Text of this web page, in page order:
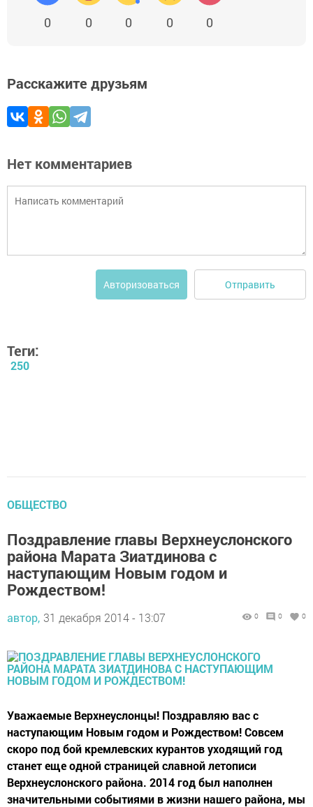
0 0 0 0 0
Расскажите друзьям
Нет комментариев
Авторизоваться Отправить
Теги:
250
ОБЩЕСТВО
Поздравление главы Верхнеуслонского
района Марата Зиатдинова с
наступающим Новым годом и
Рождеством!
автор, 31 декабря 2014 - 13:07 0 0 0
Уважаемые Верхнеуслонцы! Поздравляю вас с
наступающим Новым годом и Рождеством! Совсем
скоро под бой кремлевских курантов уходящий год
станет еще одной страницей славной летописи
Верхнеуслонского района. 2014 год был наполнен
значительными событиями в жизни нашего района, мы